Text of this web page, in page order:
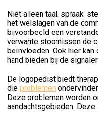
Niet alleen taal, spraak,
het welslagen van de
bijvoorbeeld een
verwante stoornissen de
beïnvloeden. Ook hier
hand bieden bij de
De logopedist biedt
die problemen
Deze problemen worden
aandachtsgebieden. Deze